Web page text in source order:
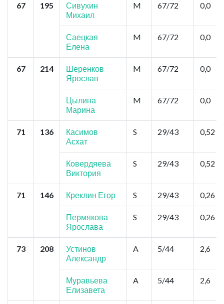
67 195
Сивухин
Михаил
M 67/72 0,0
Саецкая
Елена
M 67/72 0,0
67 214
Шеренков
Ярослав
M 67/72 0,0
Цылина
Марина
M 67/72 0,0
71 136
Касимов
Асхат
S 29/43 0,52
Ковердяева
Виктория
S 29/43 0,52
71 146 Креклин Егор S 29/43 0,26
Пермякова
Ярослава
S 29/43 0,26
73 208
Устинов
Александр
A 5/44 2,6
Муравьева
Елизавета
A 5/44 2,6